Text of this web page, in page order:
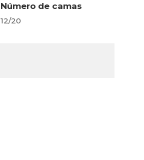
Número de camas
12/20